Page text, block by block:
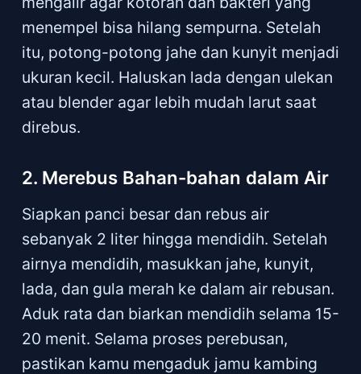
menempel bisa hilang sempurna. Setelah
itu, potong-potong jahe dan kunyit menjadi
ukuran kecil. Haluskan lada dengan ulekan
atau blender agar lebih mudah larut saat
direbus.
2. Merebus Bahan-bahan dalam Air
Siapkan panci besar dan rebus air
sebanyak 2 liter hingga mendidih. Setelah
airnya mendidih, masukkan jahe, kunyit,
lada, dan gula merah ke dalam air rebusan.
Aduk rata dan biarkan mendidih selama 15-
20 menit. Selama proses perebusan,
pastikan kamu mengaduk jamu kambing